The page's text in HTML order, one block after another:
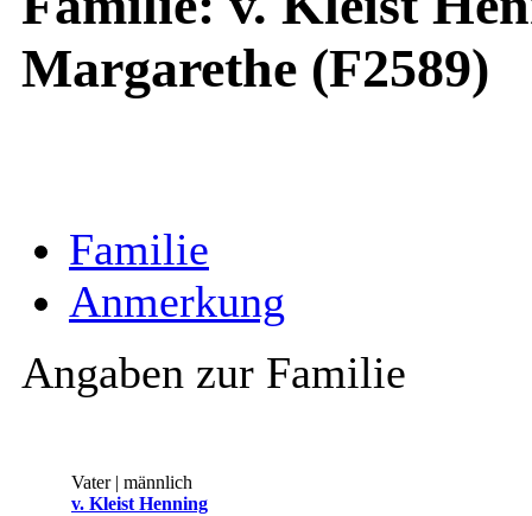
Margarethe (F2589)
Familie
Anmerkung
Angaben zur Familie
Vater | männlich
v. Kleist Henning